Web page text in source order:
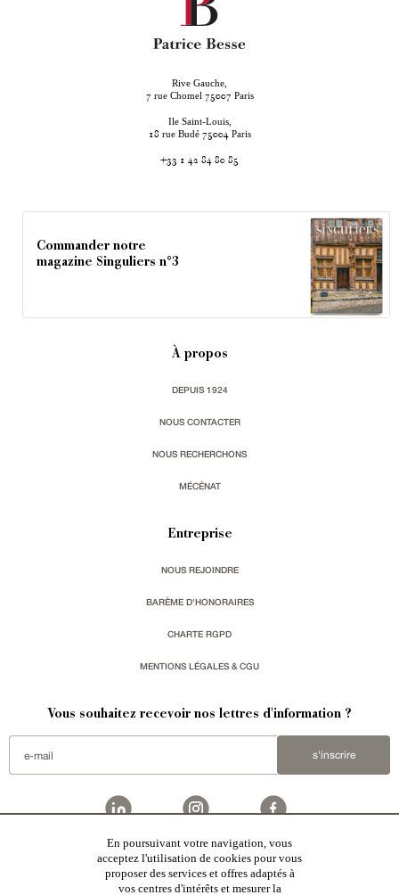
Rive Gauche,
7 rue Chomel 75007 Paris
Ile Saint-Louis,
18 rue Budé 75004 Paris
+33 1 42 84 80 85
Commander notre
magazine Singuliers n°3
À propos
DEPUIS 1924
NOUS CONTACTER
NOUS RECHERCHONS
MÉCÉNAT
Entreprise
NOUS REJOINDRE
BARÈME D'HONORAIRES
CHARTE RGPD
MENTIONS LÉGALES & CGU
Vous souhaitez recevoir nos lettres d'information ?
s'inscrire
Patrice Besse est une agence immobilière basée à Paris, ayant créé un réseau national spécialisé
dans la vente de bâtiments de caractère:
demeures & maisons
appartements,Architecture du 20ème S.,monuments historiques
mas & corps de ferme,maisons de village,chalets
En poursuivant votre navigation, vous
acceptez l'utilisation de cookies pour vous
proposer des services et offres adaptés à
vos centres d'intérêts et mesurer la